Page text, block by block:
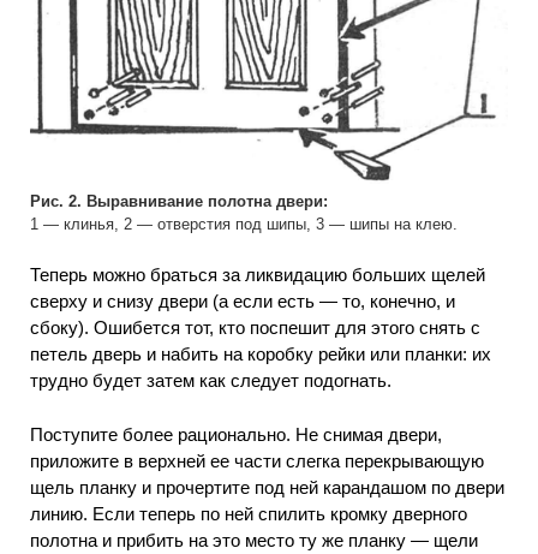
Рис. 2. Выравнивание полотна двери:
1 — клинья, 2 — отверстия под шипы, 3 — шипы на клею.
Теперь можно браться за ликвидацию больших щелей
сверху и снизу двери (а если есть — то, конечно, и
сбоку). Ошибется тот, кто поспешит для этого снять с
петель дверь и набить на коробку рейки или планки: их
трудно будет затем как следует подогнать.
Поступите более рационально. Не снимая двери,
приложите в верхней ее части слегка перекрывающую
щель планку и прочертите под ней карандашом по двери
линию. Если теперь по ней спилить кромку дверного
полотна и прибить на это место ту же планку — щели